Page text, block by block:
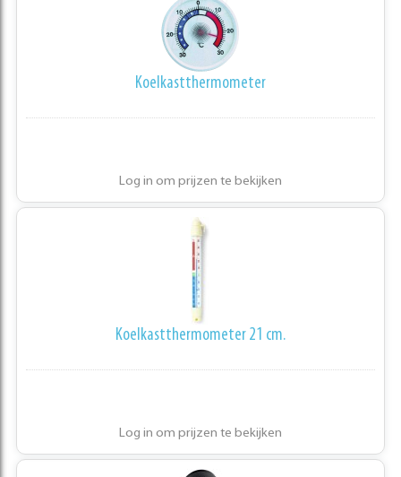
Koelkastthermometer
Log in om prijzen te bekijken
Koelkastthermometer 21 cm.
Log in om prijzen te bekijken